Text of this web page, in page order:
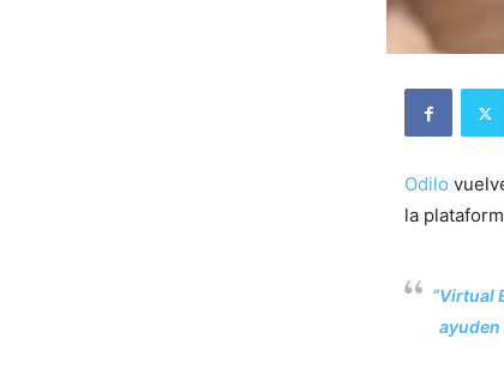
Odilo
la
“Virtual
ayuden